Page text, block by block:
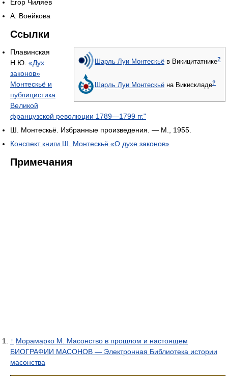
Егор Чиляев
А. Воейкова
Ссылки
Шарль Луи Монтескьё в Викицитатнике?
Шарль Луи Монтескьё на Викискладе?
Плавинская
Н.Ю. «Дух
законов»
Монтескьё и
публицистика
Великой
французской революции 1789—1799 гг."
Ш. Монтескьё. Избранные произведения. — М., 1955.
Конспект книги Ш. Монтескьё «О духе законов»
Примечания
↑ Морамарко М. Масонство в прошлом и настоящем
БИОГРАФИИ МАСОНОВ — Электронная Библиотека истории
масонства